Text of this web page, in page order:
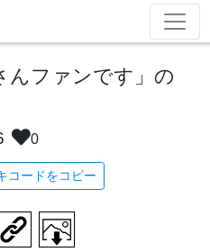
んファンです」の
0
コードをコピー